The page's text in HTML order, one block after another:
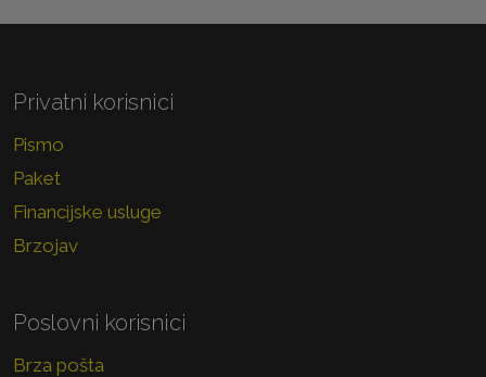
Privatni korisnici
Pismo
Paket
Financijske usluge
Brzojav
Poslovni korisnici
Brza pošta